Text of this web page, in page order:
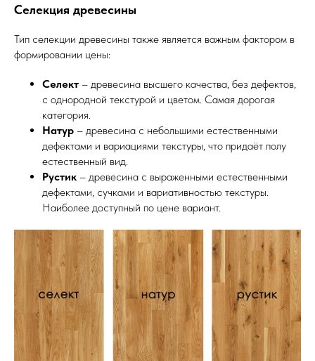
Селекция древесины
Тип селекции древесины также является важным фактором в
формировании цены:
Селект – древесина высшего качества, без дефектов,
с однородной текстурой и цветом. Самая дорогая
категория.
Натур – древесина с небольшими естественными
дефектами и вариациями текстуры, что придаёт полу
естественный вид.
Рустик – древесина с выраженными естественными
дефектами, сучками и вариативностью текстуры.
Наиболее доступный по цене вариант.